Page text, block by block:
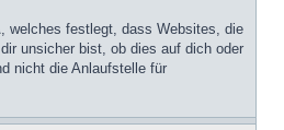
welches festlegt, dass Websites, die
unsicher bist, ob dies auf dich oder
nicht die Anlaufstelle für